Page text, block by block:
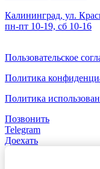
Калининград, ул.
пн-пт 10-19, сб 10-16
Пользовательское
Политика
Политика
Позвонить
Telegram
Доехать